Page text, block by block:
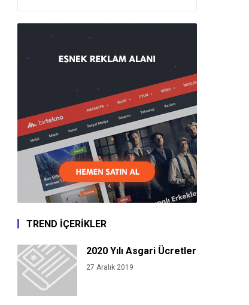
TREND İÇERİKLER
2020 Yılı Asgari Ücretler
27 Aralık 2019